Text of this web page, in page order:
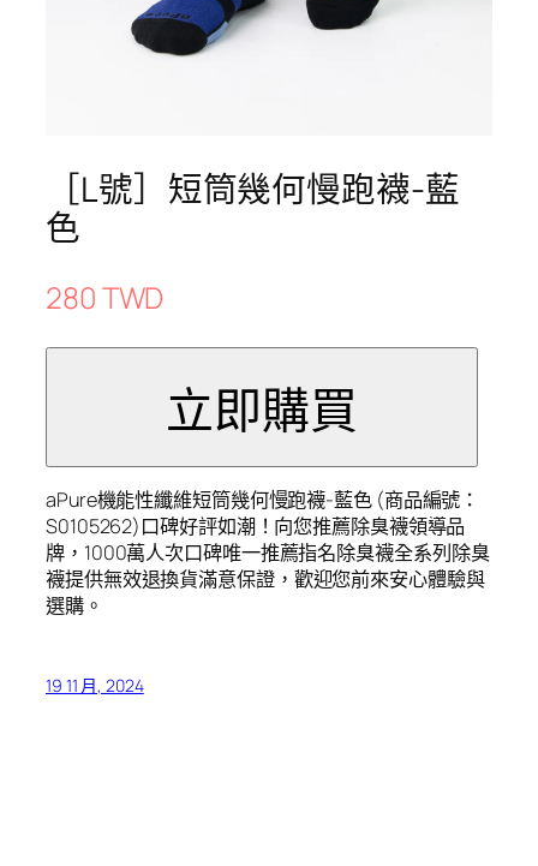
［L號］短筒幾何慢跑襪-藍
色
280 TWD
aPure機能性纖維短筒幾何慢跑襪-藍色 (商品編號：
S0105262)口碑好評如潮！向您推薦除臭襪領導品
牌，1000萬人次口碑唯一推薦指名除臭襪全系列除臭
襪提供無效退換貨滿意保證，歡迎您前來安心體驗與
選購。
19 11 月, 2024